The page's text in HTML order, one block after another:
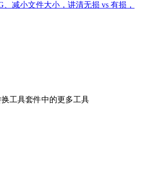
减小文件大小，讲清无损 vs 有损，
工具套件中的更多工具